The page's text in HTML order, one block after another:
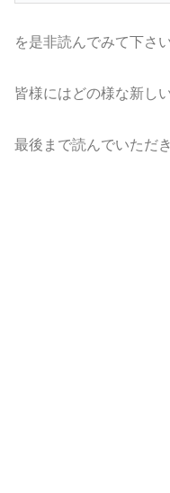
を是非読んでみて下さい
皆様にはどの様な新し
最後まで読んでいただ